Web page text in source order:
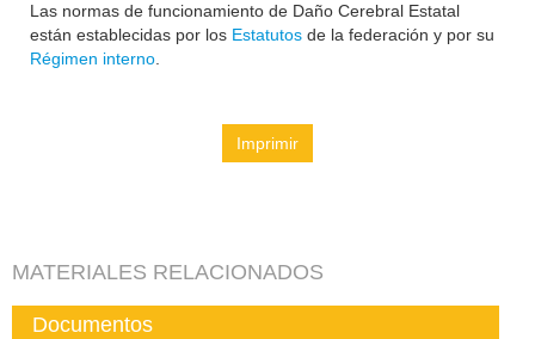
Las normas de funcionamiento de Daño Cerebral Estatal
están establecidas por los Estatutos de la federación y por su
Régimen interno
Imprimir
MATERIALES RELACIONADOS
Documentos